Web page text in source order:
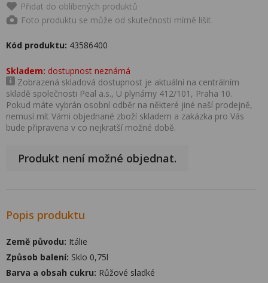
Přidat do oblíbených produktů
Foto produktu se může od skutečnosti mírně lišit.
Kód produktu: 43586400
Skladem: dostupnost neznámá
Zobrazená skladová dostupnost je aktuální na centrálním
skladě společnosti Peal a.s., U plynárny 412/101, Praha 10.
Pokud máte vybrán osobní odběr na některé jiné naší prodejně,
nemusí mít Vámi objednané zboží skladem a zakázka pro Vás
bude připravena v co nejkratší možné době.
Produkt není možné objednat.
Popis produktu
Země původu: Itálie
Způsob balení: Sklo 0,75l
Barva a obsah cukru: Růžové sladké